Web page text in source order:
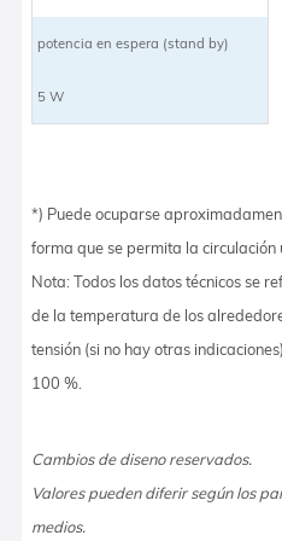
potencia en espera (stand by)
5 W
*) Puede ocuparse
forma que se permita la circulación
Nota: Todos los datos técnicos se
de la temperatura de los
tensión (si no hay otras
100 %.
Cambios de diseno reservados.
Valores pueden diferir según los
medios.